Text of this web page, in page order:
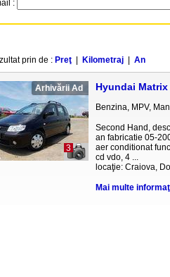
:
prin de : Preţ| Kilometraj| An
Arhivării Ad
3
Hyundai Matrix
Benzina, MPV,
Second Hand,
an fabricatie 05-
aer conditionat
cd vdo, 4 ...
locaţie: Craiova,
Mai multe